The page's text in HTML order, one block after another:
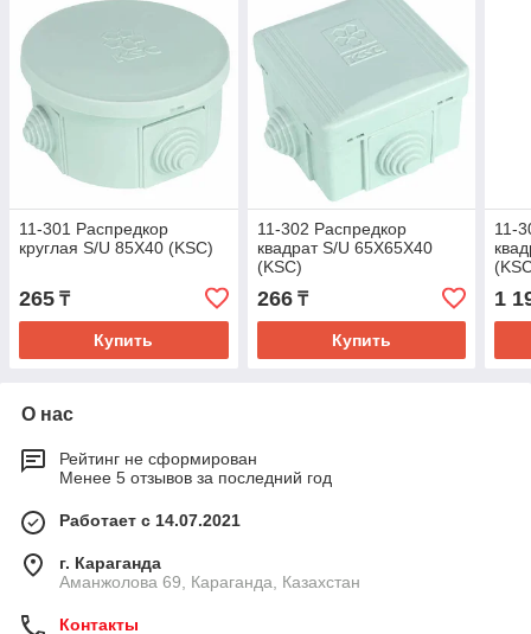
11-301 Распредкор
круглая S/U 85X40 (KSC)
265 ₸
Купить
11-302 Распредкор
квадрат S/U 65X65X40
(KSC)
266₸
Купить
11-
1
О нас
Рейтинг не сформирован
Менее 5 отзывов за последний год
Работает с 14.07.2021
г. Караганда
Аманжолова 69, Караганда, Казахстан
Контакты